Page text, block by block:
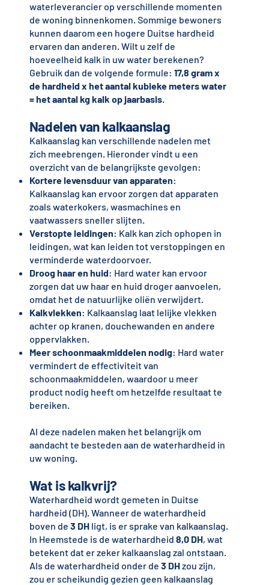
waterleverancier op verschillende momenten
de woning binnenkomen. Sommige bewoners
kunnen daarom een hogere Duitse hardheid
ervaren dan anderen. Wilt u zelf de
hoeveelheid kalk in uw water berekenen?
Gebruik dan de volgende formule: 17,8 gram x
de hardheid x het aantal kubieke meters water
= het aantal kg kalk op jaarbasis.
Nadelen van kalkaanslag
Kalkaanslag kan verschillende nadelen met
zich meebrengen. Hieronder vindt u een
overzicht van de belangrijkste gevolgen:
Kortere levensduur van apparaten:
Kalkaanslag kan ervoor zorgen dat apparaten
zoals waterkokers, wasmachines en
vaatwassers sneller slijten.
Verstopte leidingen: Kalk kan zich ophopen in
leidingen, wat kan leiden tot verstoppingen en
verminderde waterdoorvoer.
Droog haar en huid: Hard water kan ervoor
zorgen dat uw haar en huid droger aanvoelen,
omdat het de natuurlijke oliën verwijdert.
Kalkvlekken: Kalkaanslag laat lelijke vlekken
achter op kranen, douchewanden en andere
oppervlakken.
Meer schoonmaakmiddelen nodig: Hard water
vermindert de effectiviteit van
schoonmaakmiddelen, waardoor u meer
product nodig heeft om hetzelfde resultaat te
bereiken.
Al deze nadelen maken het belangrijk om
aandacht te besteden aan de waterhardheid in
uw woning.
Wat is kalkvrij?
Waterhardheid wordt gemeten in Duitse
hardheid (DH). Wanneer de waterhardheid
boven de 3 DHligt, is er sprake van kalkaanslag.
In Heemstede is de waterhardheid 8,0 DH, wat
betekent dat er zeker kalkaanslag zal ontstaan.
Als de waterhardheid onder de 3 DHzou zijn,
zou er scheikundig gezien geen kalkaanslag